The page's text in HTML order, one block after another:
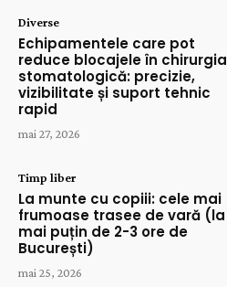
Diverse
Echipamentele care pot
reduce blocajele în chirurgia
stomatologică: precizie,
vizibilitate și suport tehnic
rapid
mai 27, 2026
Timp liber
La munte cu copiii: cele mai
frumoase trasee de vară (la
mai puțin de 2-3 ore de
București)
mai 25, 2026